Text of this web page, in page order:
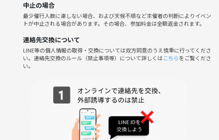
浅草〜上野、秋空のもと気軽に散歩しながら素敵な午後をみんなで過ご
しませんか？皆さまのご参加を心よりお待ちしています🌟
中止の場合
最少催行人数に達しない場合、および天候不順など主催者の判断によりイベン
トが中止される場合があります。その場合、参加料金は全額返金されます。
連絡先交換について
LINE等の個人情報の取得・交換については双方同意のうえ慎重に行ってくださ
い。連絡先交換のルール（禁止事項等）について詳しくはこちらをご覧くださ
い。